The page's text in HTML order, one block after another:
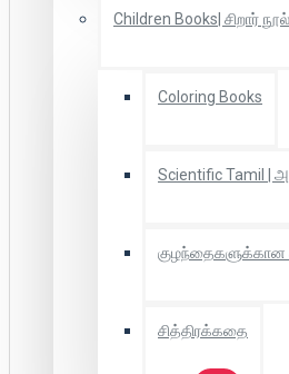
Children Books| சிறார்
Coloring Books
Scientific Tamil |
குழந்தைகளுக்கான
சித்திரக்கதை